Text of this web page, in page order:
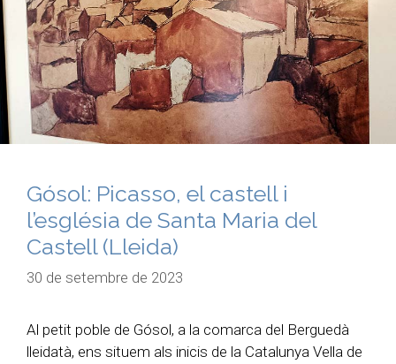
Gósol: Picasso, el castell i
l’església de Santa Maria del
Castell (Lleida)
30 de setembre de 2023
Al petit poble de Gósol, a la comarca del Berguedà
lleidatà, ens situem als inicis de la Catalunya Vella de